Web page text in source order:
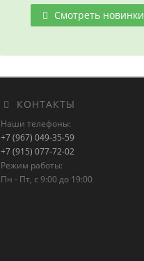
Смотреть новинки
КОНТАКТЫ
Наши телефоны:
+7 (967) 049-35-59
+7 (915) 077-72-02
Режим работы:
Пн - Пт, с 9:00 до 19:00